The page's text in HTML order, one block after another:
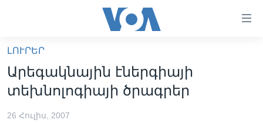
հիմնական
բովանդակությանը
անցնել
հիմնական
բովանդակությանը
ԼՈՒՐԵՐ
ԼՈՒՐԵՐ
Արեգակնային էներգիայի
տեխնոլոգիայի ծրագրեր
26 Հուլիս, 2007